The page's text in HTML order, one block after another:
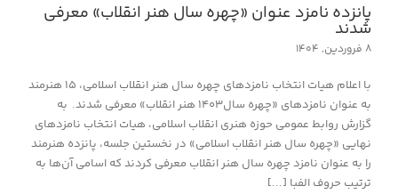
پانزده نامزد عنوان «چهره سال هنر انقلاب» معرفی
شدند
۸ فروردین, ۱۴۰۴
با اعلام هیات انتخاب نامزدهای چهره سال هنر انقلاب اسلامی، ۱۵ هنرمند
به عنوان نامزدهای «چهره سال۱۴۰۳ هنر انقلاب» معرفی شدند. به
گزارش روابط عمومی حوزه هنری انقلاب اسلامی، هیات انتخاب نامزدهای
نهایی «چهره سال هنر انقلاب اسلامی» در نخستین جلسه، پانزده هنرمند
را به عنوان نامزد چهره سال هنر انقلاب معرفی کردند که اسامی آن‌ها به
ترتیب حروف الفبا [...]